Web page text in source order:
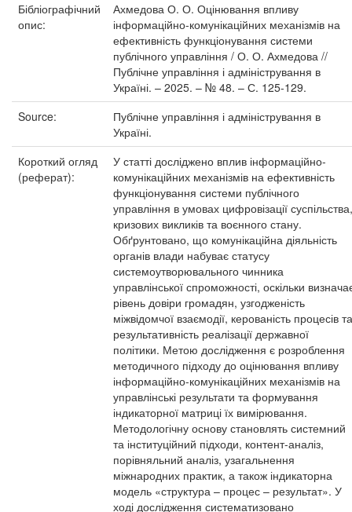
Бібліографічний
опис:
Ахмедова О. О. Оцінювання впливу
інформаційно-комунікаційних механізмів на
ефективність функціонування системи
публічного управління / О. О. Ахмедова //
Публічне управління і адміністрування в
Україні. – 2025. – № 48. – С. 125-129.
Source:
Публічне управління і адміністрування в
Україні.
Короткий огляд
(реферат):
У статті досліджено вплив інформаційно-
комунікаційних механізмів на ефективність
функціонування системи публічного
управління в умовах цифровізації суспільства,
кризових викликів та воєнного стану.
Обґрунтовано, що комунікаційна діяльність
органів влади набуває статусу
системоутворювального чинника
управлінської спроможності, оскільки
рівень довіри громадян, узгодженість
міжвідомчої взаємодії, керованість процесів та
результативність реалізації державної
політики. Метою дослідження є розроблення
методичного підходу до оцінювання впливу
інформаційно-комунікаційних механізмів на
управлінські результати та формування
індикаторної матриці їх вимірювання.
Методологічну основу становлять системний
та інституційний підходи, контент-аналіз,
порівняльний аналіз, узагальнення
міжнародних практик, а також індикаторна
модель «структура – процес – результат». У
ході дослідження систематизовано